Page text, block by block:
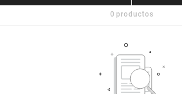
0 productos